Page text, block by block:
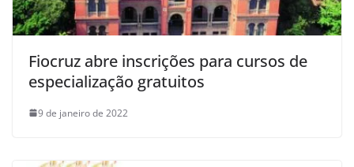
Fiocruz abre inscrições para cursos de
especialização gratuitos
9 de janeiro de 2022